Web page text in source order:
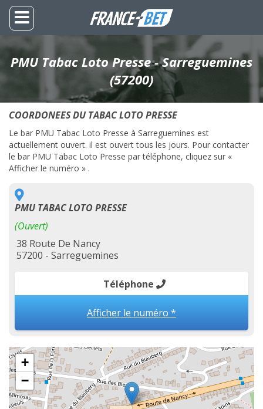
PMU Tabac Loto Presse - Sarreguemines
(57200)
COORDONEES DU TABAC LOTO PRESSE
Le bar PMU Tabac Loto Presse à Sarreguemines est
actuellement ouvert. il est ouvert tous les jours. Pour contacter
le bar PMU Tabac Loto Presse par téléphone, cliquez sur «
Afficher le numéro » .
PMU TABAC LOTO PRESSE
(Ouvert)
38 Route De Nancy
57200 - Sarreguemines
Téléphone
Afficher le numéro *
+
−